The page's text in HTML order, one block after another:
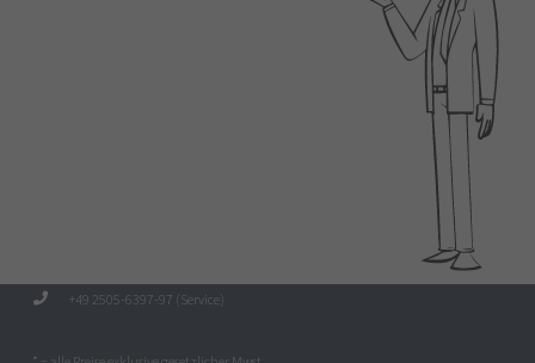
+49 2505-6397-97 (Service)